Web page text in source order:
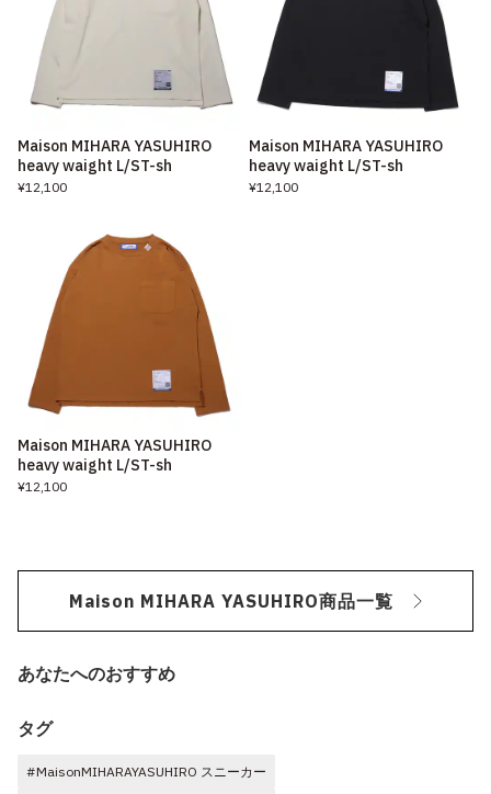
Maison MIHARA YASUHIRO
heavy waight L/ST-sh
¥12,100
Maison MIHARA YASUHIRO
heavy waight L/ST-sh
¥12,100
Maison MIHARA YASUHIRO
heavy waight L/ST-sh
¥12,100
Maison MIHARA YASUHIRO商品一覧
あなたへのおすすめ
タグ
#MaisonMIHARAYASUHIRO スニーカー